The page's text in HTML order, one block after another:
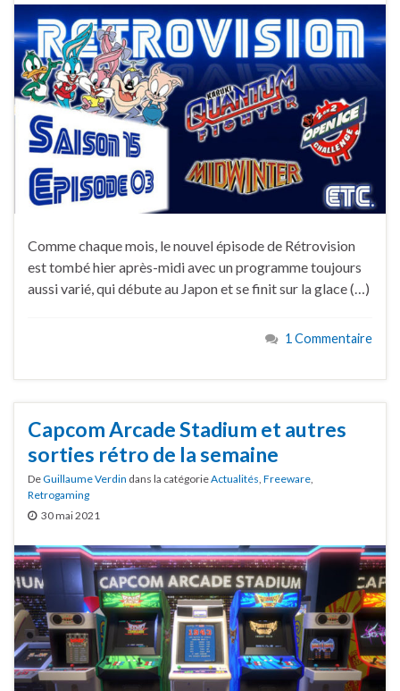
Comme chaque mois, le nouvel épisode de Rétrovision
est tombé hier après-midi avec un programme toujours
aussi varié, qui débute au Japon et se finit sur la glace (…)
1 Commentaire
Capcom Arcade Stadium et autres
sorties rétro de la semaine
DeGuillaume Verdin dans la catégorieActualités Freeware
Retrogaming
30 mai 2021